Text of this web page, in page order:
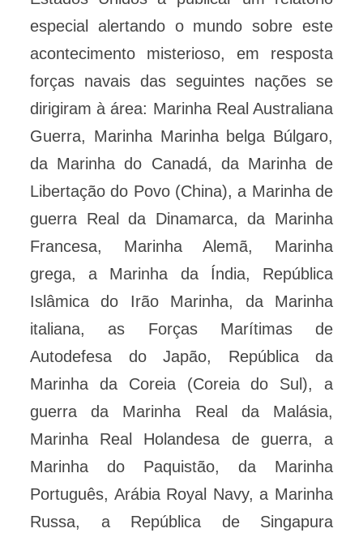
especial alertando o mundo sobre este
acontecimento misterioso, em resposta
forças navais das seguintes nações se
dirigiram à área: Marinha Real Australiana
Guerra, Marinha Marinha belga Búlgaro,
da Marinha do Canadá, da Marinha de
Libertação do Povo (China), a Marinha de
guerra Real da Dinamarca, da Marinha
Francesa, Marinha Alemã, Marinha
grega, a Marinha da Índia, República
Islâmica do Irão Marinha, da Marinha
italiana, as Forças Marítimas de
Autodefesa do Japão, República da
Marinha da Coreia (Coreia do Sul), a
guerra da Marinha Real da Malásia,
Marinha Real Holandesa de guerra, a
Marinha do Paquistão, da Marinha
Português, Arábia Royal Navy, a Marinha
Russa, a República de Singapura